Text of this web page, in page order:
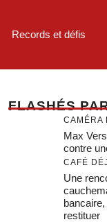
Records et défis
FLASHÉS
CAMÉRA
Max
contre
CAFÉ
Une
restituer